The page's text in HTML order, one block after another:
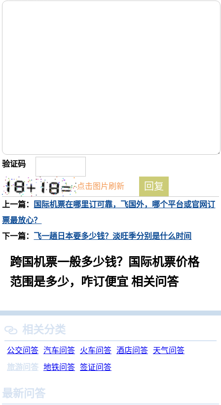
验证码
点击图片刷新
上一篇：
国际机票在哪里订可靠，飞国外，哪个平台或官网订
票最放心？
下一篇： 飞一趟日本要多少钱？淡旺季分别是什么时间
跨国机票一般多少钱？国际机票价格
范围是多少，咋订便宜 相关问答
 相关分类
公交问答 汽车问答 火车问答 酒店问答
天气问答
旅游问答 地铁问答 签证问答
最新问答